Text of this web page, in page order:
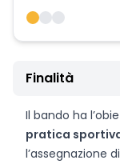
Finalità
Il bando ha
pratica
l’assegnazione